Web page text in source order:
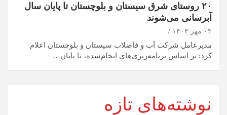
۲۰ روستای شرق سیستان و بلوچستان تا پایان سال
آبرسانی می‌شوند
۰۳ مهر ۱۴۰۴
مدیرعامل شرکت آب و فاضلاب سیستان و بلوچستان اعلام
کرد: بر اساس برنامه‌ریزی‌های انجام‌شده، تا پایان…
نوشته‌های تازه